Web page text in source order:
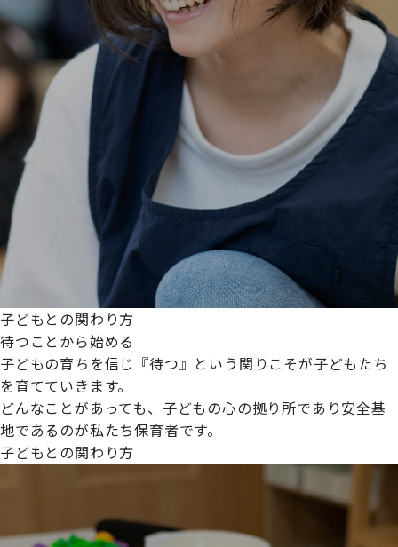
子どもとの関わり方
待つことから始める
子どもの育ちを信じ『待つ』という関りこそが子どもたち
を育てていきます。
どんなことがあっても、子どもの心の拠り所であり安全基
地であるのが私たち保育者です。
子どもとの関わり方